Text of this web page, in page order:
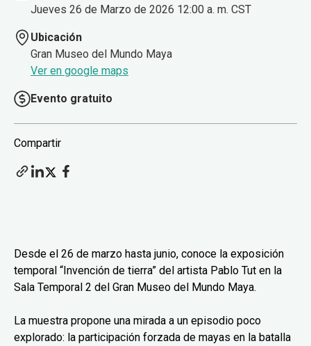
Jueves 26 de Marzo de 2026 12:00 a. m. CST
Ubicación
Gran Museo del Mundo Maya
Ver en google maps
Evento gratuito
Compartir
Desde el 26 de marzo hasta junio, conoce la exposición
temporal “Invención de tierra” del artista Pablo Tut en la
Sala Temporal 2 del Gran Museo del Mundo Maya.
La muestra propone una mirada a un episodio poco
explorado: la participación forzada de mayas en la batalla